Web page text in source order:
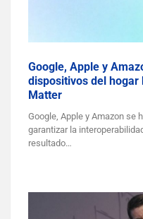
Google, Apple y
dispositivos del
Matter
Google, Apple y Amazon se
garantizar la
resultado…